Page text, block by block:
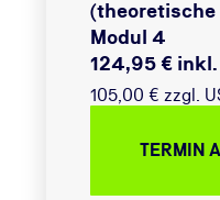
Modul 4
124,95 €
105,00 € zzgl.
TERMIN